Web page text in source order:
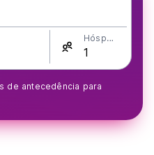
Hóspedes
de antecedência para